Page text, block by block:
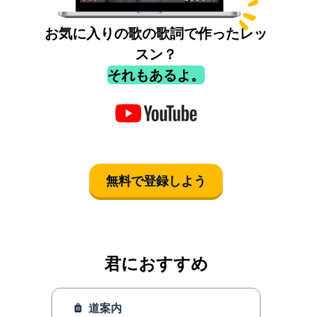
お気に入りの歌の歌詞で作ったレッ
スン？
それもあるよ。
無料で登録しよう
君におすすめ
道案内